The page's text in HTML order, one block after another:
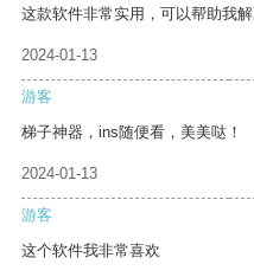
这款软件非常实用，可以帮助我解
2024-01-13
游客
梯子神器，ins随便看，美美哒！
2024-01-13
游客
这个软件我非常喜欢